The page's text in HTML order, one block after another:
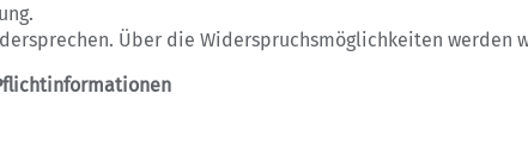
Über die Widerspruchsmöglichkeiten werden